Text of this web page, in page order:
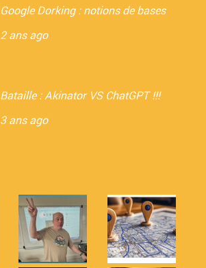
Google Dorking : notions de bases
2 ans ago
Bataille : Akinator VS ChatGPT !!!
3 ans ago